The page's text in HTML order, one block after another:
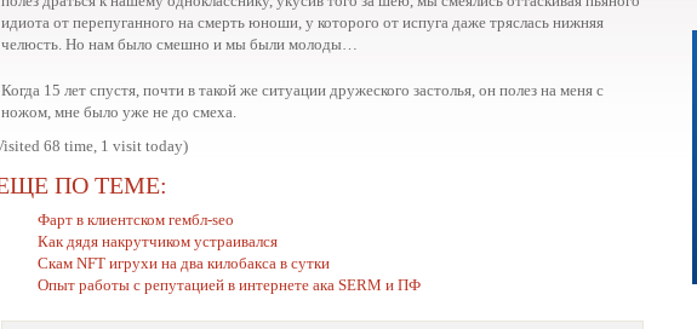
идиота от перепуганного на смерть юноши, у которого от испуга даже тряслась нижняя
челюсть. Но нам было смешно и мы были молоды…
Когда 15 лет спустя, почти в такой же ситуации дружеского застолья, он полез на меня с
ножом, мне было уже не до смеха.
68 time, 1 visit today)
ПО ТЕМЕ:
Фарт в клиентском гембл-seo
Как дядя накрутчиком устраивался
Скам NFT игрухи на два килобакса в сутки
Опыт работы с репутацией в интернете ака SERM и ПФ